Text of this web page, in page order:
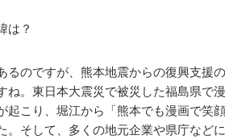
は？
るのですが、熊本地震からの復興支援
ね。東日本大震災で被災した福島県で
起こり、堀江から「熊本でも漫画で笑
。そして、多くの地元企業や県庁など